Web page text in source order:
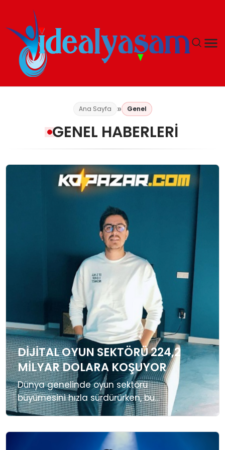
GÜNDEM
İDEAL YAŞAM
Ana Sayfa Genel
GENEL HABERLERI
DIJITAL OYUN SEKTÖRÜ 224,2
MILYAR DOLARA KOŞUYOR
Dünya genelinde oyun sektörü
büyümesini hızla sürdürürken, bu
büyümede özellikle oyun içi satın
satışlarının payı artıyor. Statista’nın